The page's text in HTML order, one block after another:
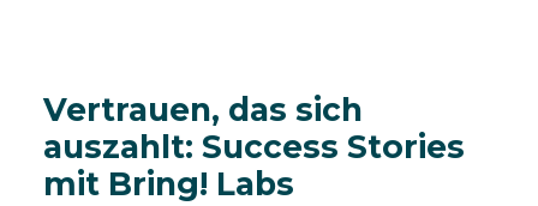
Vertrauen, das sich
auszahlt: Success Stories
mit Bring! Labs